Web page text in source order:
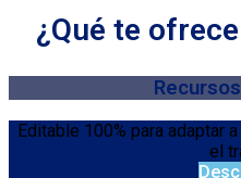
¿Qué te
Editable 100% para adaptar
el